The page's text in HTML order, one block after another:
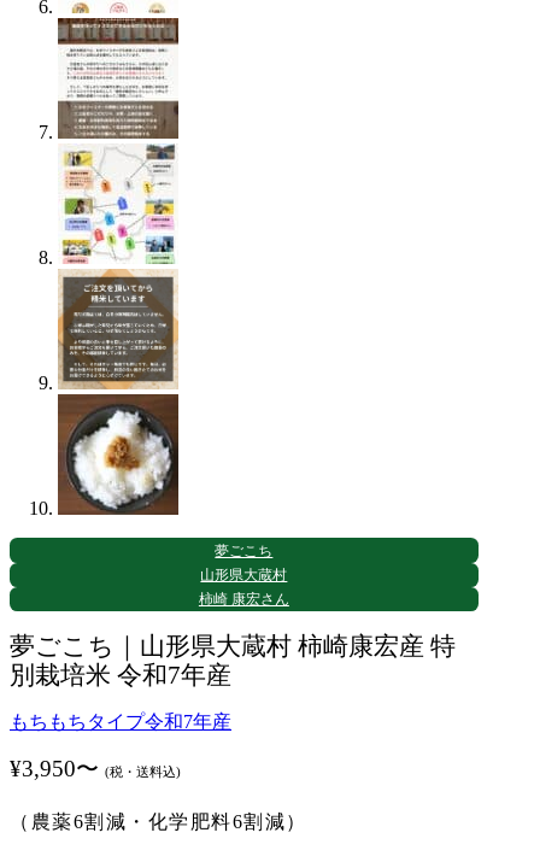
夢ごこち
山形県大蔵村
柿崎 康宏さん
夢ごこち｜山形県大蔵村 柿崎康宏産 特
別栽培米 令和7年産
もちもちタイプ令和7年産
¥3,950〜 (税・送料込)
（農薬6割減・化学肥料6割減）